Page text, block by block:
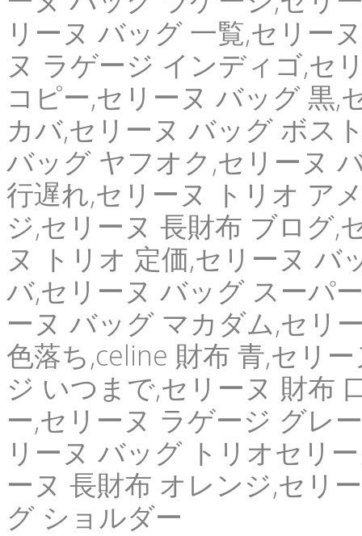
リーヌ バッグ 一覧,セリー
ヌ ラゲージ インディゴ,セ
コピー,セリーヌ バッグ 黒,
カバ,セリーヌ バッグ ボス
バッグ ヤフオク,セリーヌ
行遅れ,セリーヌ トリオ ア
ジ,セリーヌ 長財布 ブログ,
ヌ トリオ 定価,セリーヌ
バ,セリーヌ バッグ スーパ
ーヌ バッグ マカダム,セリ
色落ち,celine 財布 青,セリ
ジ いつまで,セリーヌ 財布
ー,セリーヌ ラゲージ グレ
リーヌ バッグ トリオセリ
ーヌ 長財布 オレンジ,セリ
グ ショルダー